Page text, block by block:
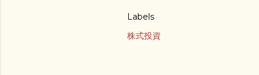
Labels
株式投資